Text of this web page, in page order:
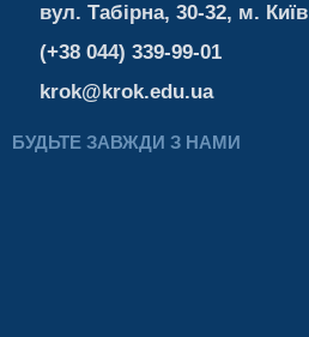
вул. Табірна, 30-32, м. Київ
(+38 044) 339-99-01
krok@krok.edu.ua
БУДЬТЕ ЗАВЖДИ З НАМИ